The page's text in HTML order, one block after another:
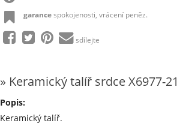
garancespokojenosti, vrácení peněz.
sdílejte
» Keramický talíř srdce X6977-21
Popis:
Keramický talíř.